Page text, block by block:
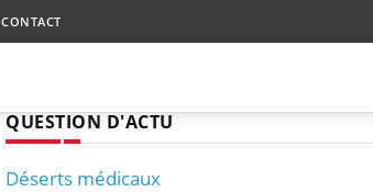
CONTACT
QUESTION D'ACTU
Déserts médicaux